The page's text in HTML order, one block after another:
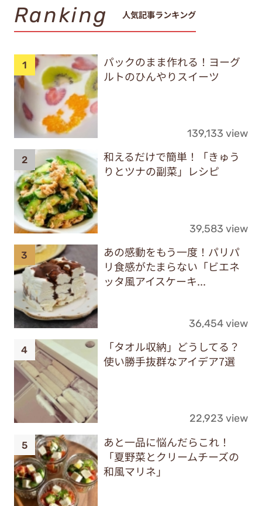
Ranking 人気記事ランキング
パックのまま作れる！ヨーグ
ルトのひんやりスイーツ
139,133 view
和えるだけで簡単！「きゅう
りとツナの副菜」レシピ
39,583 view
あの感動をもう一度！パリパ
リ食感がたまらない「ビエネ
ッタ風アイスケーキ...
36,454 view
「タオル収納」どうしてる？
使い勝手抜群なアイデア7選
22,923 view
あと一品に悩んだらこれ！
「夏野菜とクリームチーズの
和風マリネ」